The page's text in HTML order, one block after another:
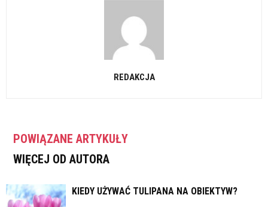
REDAKCJA
POWIĄZANE ARTYKUŁY
WIĘCEJ OD AUTORA
KIEDY UŻYWAĆ TULIPANA NA OBIEKTYW?